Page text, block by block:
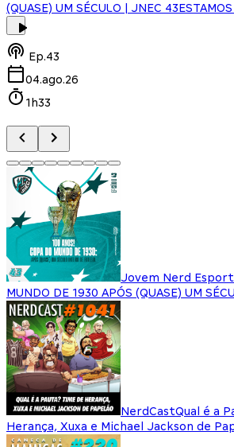
(QUASE) UM SÉCULO | JNEC 43
Ep.43
04.ago.26
1h33
Jovem Nerd
MUNDO DE 1930 APÓS (QUASE) UM
NerdCastQual é a
Herança, Xuxa e Michael Jackson de